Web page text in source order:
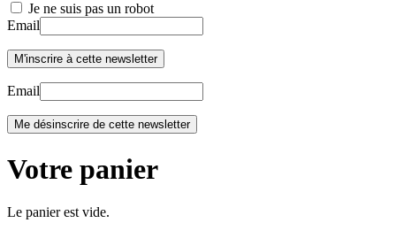
Je ne suis pas un robot
Email
Email
Votre panier
Le panier est vide.